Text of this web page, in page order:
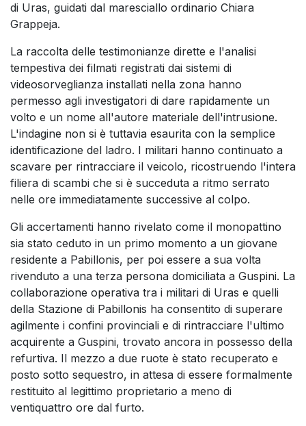
di Uras, guidati dal maresciallo ordinario Chiara
Grappeja.
La raccolta delle testimonianze dirette e l'analisi
tempestiva dei filmati registrati dai sistemi di
videosorveglianza installati nella zona hanno
permesso agli investigatori di dare rapidamente un
volto e un nome all'autore materiale dell'intrusione.
L'indagine non si è tuttavia esaurita con la semplice
identificazione del ladro. I militari hanno continuato a
scavare per rintracciare il veicolo, ricostruendo l'intera
filiera di scambi che si è succeduta a ritmo serrato
nelle ore immediatamente successive al colpo.
Gli accertamenti hanno rivelato come il monopattino
sia stato ceduto in un primo momento a un giovane
residente a Pabillonis, per poi essere a sua volta
rivenduto a una terza persona domiciliata a Guspini. La
collaborazione operativa tra i militari di Uras e quelli
della Stazione di Pabillonis ha consentito di superare
agilmente i confini provinciali e di rintracciare l'ultimo
acquirente a Guspini, trovato ancora in possesso della
refurtiva. Il mezzo a due ruote è stato recuperato e
posto sotto sequestro, in attesa di essere formalmente
restituito al legittimo proprietario a meno di
ventiquattro ore dal furto.